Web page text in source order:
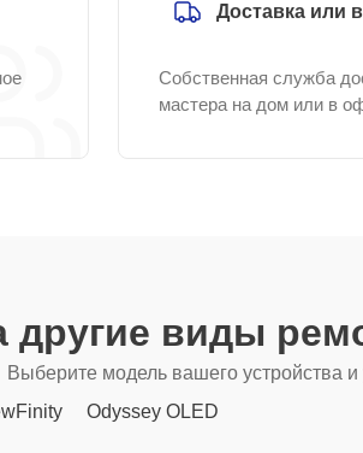
Доставка или
Собственная служба
мастера на дом или в
другие виды
Выберите модель вашего устройства
Odyssey OLED